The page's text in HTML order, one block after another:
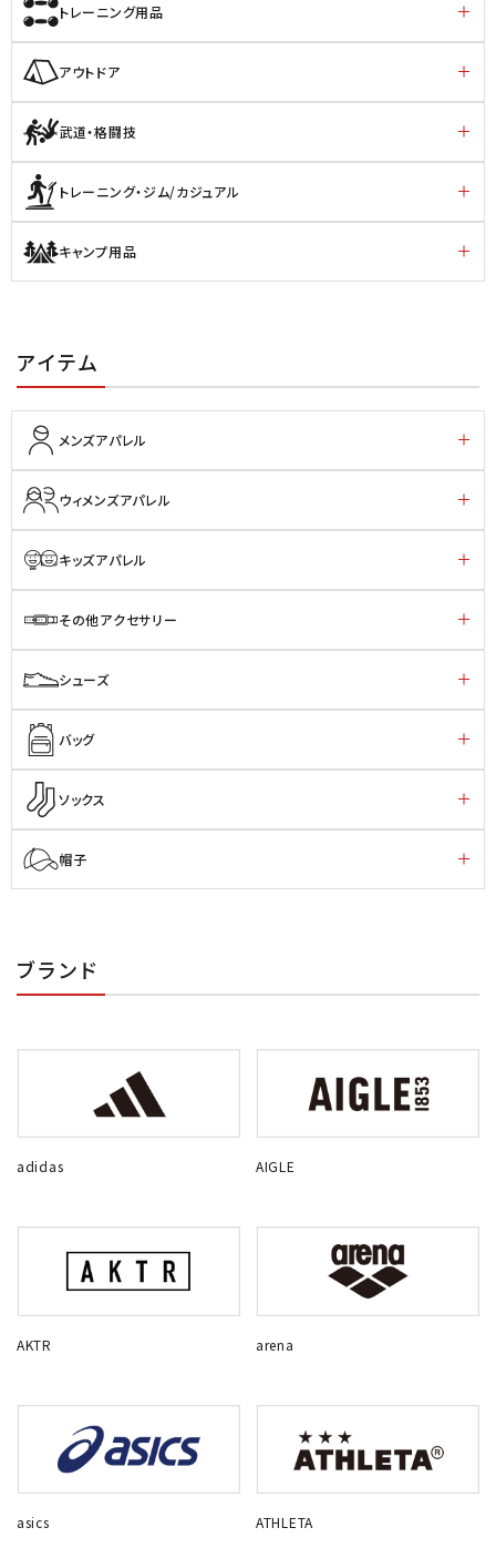
トレーニング用品
アウトドア
武道・格闘技
トレーニング・ジム/カジュアル
キャンプ用品
アイテム
メンズアパレル
ウィメンズアパレル
キッズアパレル
その他アクセサリー
シューズ
バッグ
ソックス
帽子
ブランド
adidas AIGLE
AKTR arena
asics ATHLETA